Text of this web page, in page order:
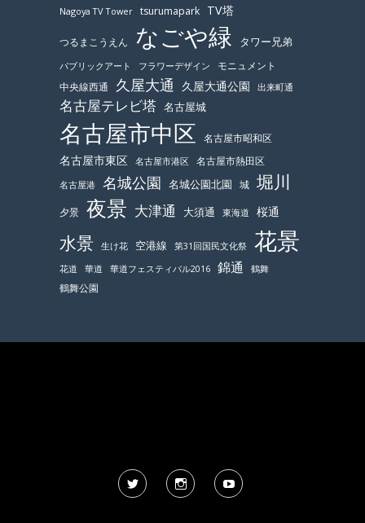
Nagoya TV Tower tsurumapark TV塔
つるまこうえん なごや緑 タワー兄弟
パブリックアート フラワーデザイン
モニュメント
中央線西通
久屋大通 久屋大通公園 出来町通
名古屋テレビ塔 名古屋城
名古屋市中区 名古屋市昭和区
名古屋市東区 名古屋市港区 名古屋市熱田区
名古屋港 名城公園 名城公園北園 城 堀川
夕景 夜景 大津通 大須通 東海道 桜通
水景 生け花 空港線 第31回国民文化祭 花景
花道 華道 華道フェスティバル2016 錦通 鶴舞
鶴舞公園